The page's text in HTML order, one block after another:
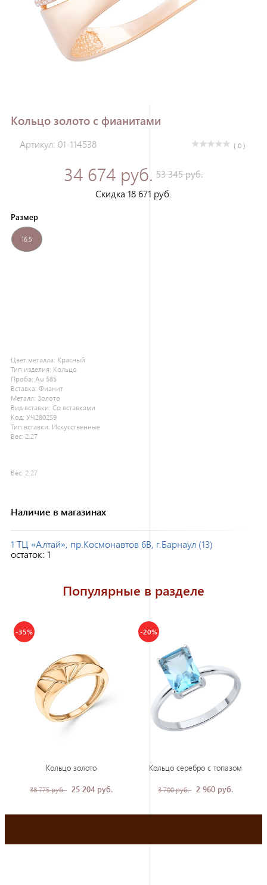
Кольцо золото с фианитами
Артикул: 01-114538 ( 0 )
34 674 руб. 53 345 руб.
Скидка 18 671 руб.
Размер
16.5
Цвет металла: Красный
Тип изделия: Кольцо
Проба: Au 585
Вставка: Фианит
Металл: Золото
Вид вставки: Со вставками
Код: УЧ280259
Тип вставки: Искусственные
Вес: 2.27
Вес: 2.27
Наличие в магазинах
1 ТЦ «Алтай», пр.Космонавтов 6В, г.Барнаул (13)
остаток: 1
Популярные в разделе
-35%
Кольцо золото
38 775 руб. 25 204 руб.
-20%
Кольцо серебро с топазом
3 700 руб. 2 960 руб.
Зарегистрироваться